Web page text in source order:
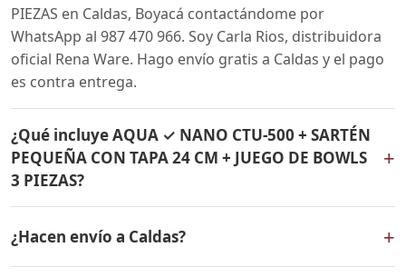
PIEZAS en Caldas, Boyacá contactándome por
WhatsApp al 987 470 966. Soy Carla Rios, distribuidora
oficial Rena Ware. Hago envío gratis a Caldas y el pago
es contra entrega.
¿Qué incluye AQUA ✓ NANO CTU-500 + SARTÉN
PEQUEÑA CON TAPA 24 CM + JUEGO DE BOWLS
3 PIEZAS?
+
24 CM + JUEGO DE BOWLS 3 PIEZAS incluye: Filtro de
agua Rena Ware + Bowls Rena Ware + Sartén con tapa
¿Hacen envío a Caldas? +